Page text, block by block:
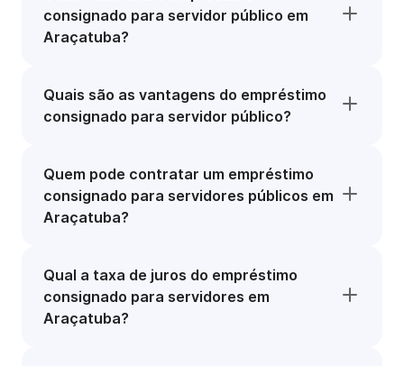
consignado para servidor público em
Araçatuba?
Quais são as vantagens do empréstimo
consignado para servidor público?
Quem pode contratar um empréstimo
consignado para servidores públicos em
Araçatuba?
Qual a taxa de juros do empréstimo
consignado para servidores em
Araçatuba?